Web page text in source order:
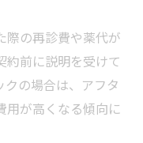
際の再診費や薬代が
約前に説明を受けて
の場合は、アフタ
用が高くなる傾向に